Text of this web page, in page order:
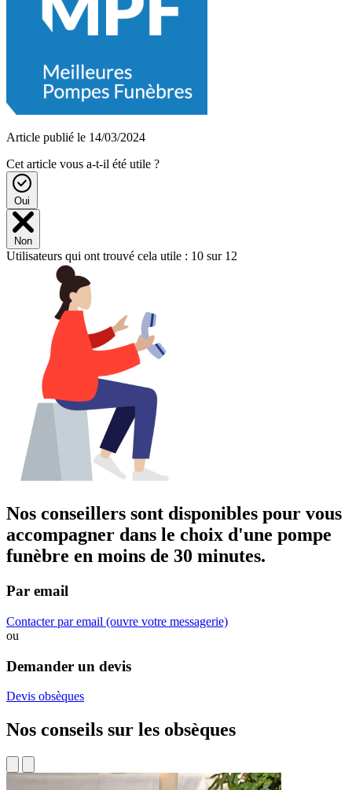
Article publié le 14/03/2024
Cet article vous a-t-il été utile ?
Oui
Non
Utilisateurs qui ont trouvé cela utile : 10 sur 12
Nos conseillers sont disponibles pour vous
accompagner dans le choix d'une pompe
funèbre en moins de 30 minutes.
Par email
Contacter par email (ouvre votre messagerie)
ou
Demander un devis
Devis obsèques
Nos conseils sur les obsèques